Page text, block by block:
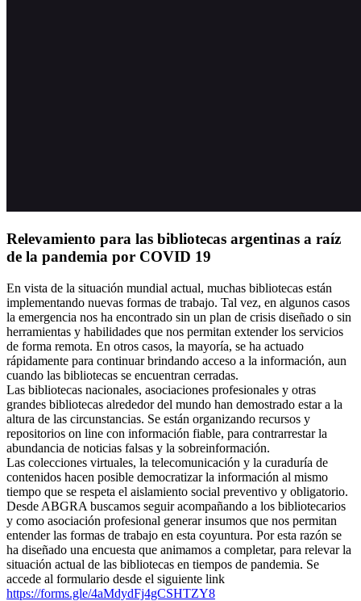
Relevamiento para las bibliotecas argentinas a raíz
de la pandemia por COVID 19
En vista de la situación mundial actual, muchas bibliotecas están
implementando nuevas formas de trabajo. Tal vez, en algunos casos
la emergencia nos ha encontrado sin un plan de crisis diseñado o sin
herramientas y habilidades que nos permitan extender los servicios
de forma remota. En otros casos, la mayoría, se ha actuado
rápidamente para continuar brindando acceso a la información, aun
cuando las bibliotecas se encuentran cerradas.
Las bibliotecas nacionales, asociaciones profesionales y otras
grandes bibliotecas alrededor del mundo han demostrado estar a la
altura de las circunstancias. Se están organizando recursos y
repositorios on line con información fiable, para contrarrestar la
abundancia de noticias falsas y la sobreinformación.
Las colecciones virtuales, la telecomunicación y la curaduría de
contenidos hacen posible democratizar la información al mismo
tiempo que se respeta el aislamiento social preventivo y obligatorio.
Desde ABGRA buscamos seguir acompañando a los bibliotecarios
y como asociación profesional generar insumos que nos permitan
entender las formas de trabajo en esta coyuntura. Por esta razón se
ha diseñado una encuesta que animamos a completar, para relevar la
situación actual de las bibliotecas en tiempos de pandemia. Se
accede al formulario desde el siguiente link
https://forms.gle/4aMdydFj4gCSHTZY8